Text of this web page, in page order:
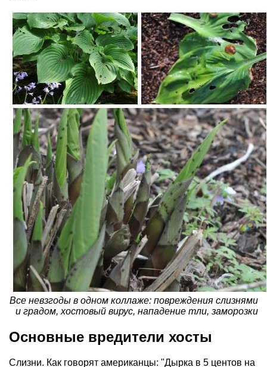
Все невзгоды в одном коллаже: повреждения слизнями
и градом, хостовый вирус, нападение тли, заморозки
Основные вредители хосты
Слизни. Как говорят американцы: "Дырка в 5 центов на